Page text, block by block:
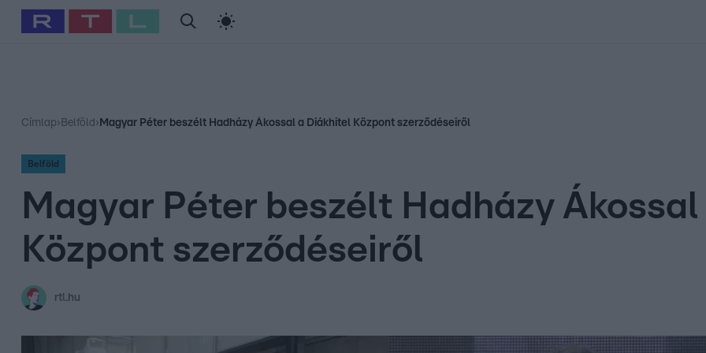
Babits Marcella Szellő István Most Wanted
Címlap› Belföld › Magyar Péter beszélt Hadházy Ákossal a Diákhitel Központ szerződéseiről
Belföld
Magyar Péter beszélt Hadházy
Központ szerződéseiről
rtl.hu